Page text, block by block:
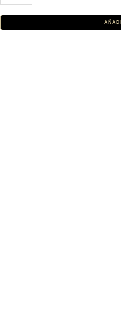
Topaze
cantidad